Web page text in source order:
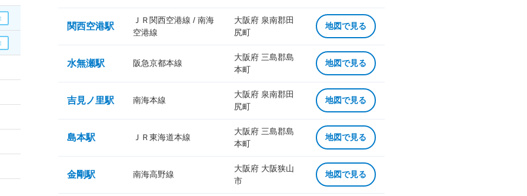
関西空港駅
ＪＲ関西空港線 / 南海
空港線
大阪府 泉南郡田
尻町
地図で見る
水無瀬駅 阪急京都本線
大阪府 三島郡島
本町
地図で見る
吉見ノ里駅 南海本線
大阪府 泉南郡田
尻町
地図で見る
島本駅 ＪＲ東海道本線
大阪府 三島郡島
本町
地図で見る
金剛駅 南海高野線
大阪府 大阪狭山
市
地図で見る